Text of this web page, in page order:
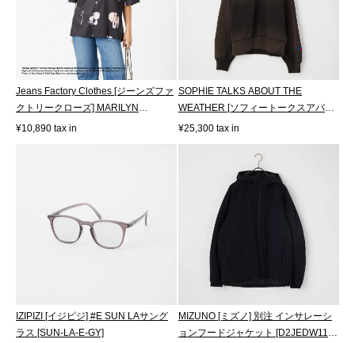
Jeans Factory Clothes [ジーンズファ
クトリークローズ] MARILYN
MONROE /...
¥10,890 tax in
SOPHIE TALKS ABOUT THE
WEATHER [ソフィートークスアバウ
トザウェザー] RU...
¥25,300 tax in
IZIPIZI [イジピジ] #E SUN LAサング
ラス [SUN-LA-E-GY]
MIZUNO [ミズノ] 別注 インサレーシ
ョンフードジャケット [D2JEDW11-